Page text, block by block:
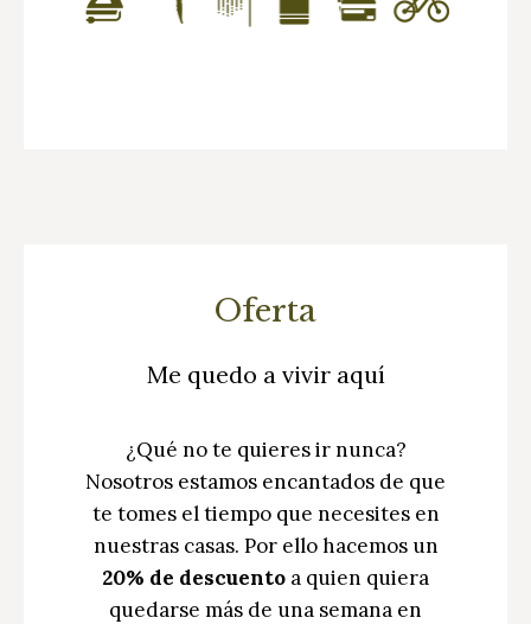
Oferta
Me quedo a vivir aquí
¿Qué no te quieres ir nunca?
Nosotros estamos encantados de que
te tomes el tiempo que necesites en
nuestras casas. Por ello hacemos un
20% de descuento a quien quiera
quedarse más de una semana en